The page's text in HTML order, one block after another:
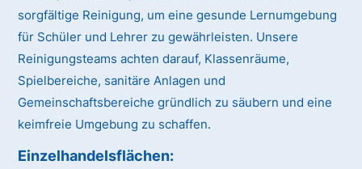
sorgfältige Reinigung, um eine gesunde Lernumgebung
für Schüler und Lehrer zu gewährleisten. Unsere
Reinigungsteams achten darauf, Klassenräume,
Spielbereiche, sanitäre Anlagen und
Gemeinschaftsbereiche gründlich zu säubern und eine
keimfreie Umgebung zu schaffen.
Einzelhandelsflächen: